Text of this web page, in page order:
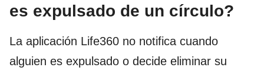
es expulsado de un círculo?
La aplicación Life360 no notifica cuando
alguien es expulsado o decide eliminar su